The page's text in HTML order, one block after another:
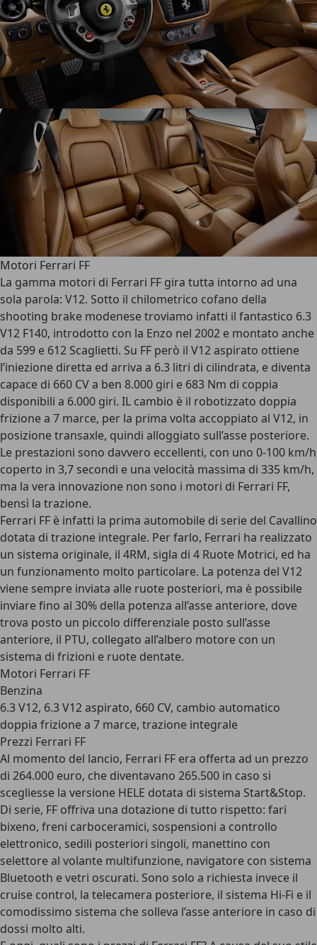
Motori Ferrari FF
La gamma motori di Ferrari FF gira tutta intorno ad una
sola parola: V12. Sotto il chilometrico cofano della
shooting brake modenese troviamo infatti il fantastico 6.3
V12 F140, introdotto con la Enzo nel 2002 e montato anche
da 599 e 612 Scaglietti. Su FF però il V12 aspirato ottiene
l’iniezione diretta ed arriva a 6.3 litri di cilindrata, e diventa
capace di 660 CV a ben 8.000 giri e 683 Nm di coppia
disponibili a 6.000 giri. IL cambio è il robotizzato doppia
frizione a 7 marce, per la prima volta accoppiato al V12, in
posizione transaxle, quindi alloggiato sull’asse posteriore.
Le prestazioni sono davvero eccellenti, con uno 0-100 km/h
coperto in 3,7 secondi e una velocità massima di 335 km/h,
ma la vera innovazione non sono i motori di Ferrari FF,
bensì la trazione.
Ferrari FF è infatti la prima automobile di serie del Cavallino
dotata di trazione integrale. Per farlo, Ferrari ha realizzato
un sistema originale, il 4RM, sigla di 4 Ruote Motrici, ed ha
un funzionamento molto particolare. La potenza del V12
viene sempre inviata alle ruote posteriori, ma è possibile
inviare fino al 30% della potenza all’asse anteriore, dove
trova posto un piccolo differenziale posto sull’asse
anteriore, il PTU, collegato all’albero motore con un
sistema di frizioni e ruote dentate.
Motori Ferrari FF
Benzina
6.3 V12, 6.3 V12 aspirato, 660 CV, cambio automatico
doppia frizione a 7 marce, trazione integrale
Prezzi Ferrari FF
Al momento del lancio, Ferrari FF era offerta ad un prezzo
di 264.000 euro, che diventavano 265.500 in caso si
scegliesse la versione HELE dotata di sistema Start&Stop.
Di serie, FF offriva una dotazione di tutto rispetto: fari
bixeno, freni carboceramici, sospensioni a controllo
elettronico, sedili posteriori singoli, manettino con
selettore al volante multifunzione, navigatore con sistema
Bluetooth e vetri oscurati. Sono solo a richiesta invece il
cruise control, la telecamera posteriore, il sistema Hi-Fi e il
comodissimo sistema che solleva l’asse anteriore in caso di
dossi molto alti.